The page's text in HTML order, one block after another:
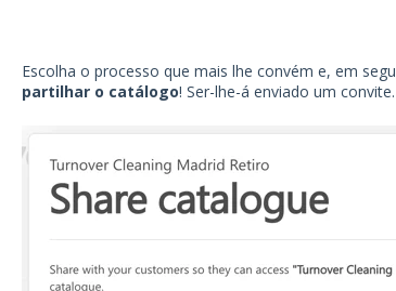
Escolha o processo que mais lhe convém e, em
partilhar o catálogo! Ser-lhe-á enviado um convite.